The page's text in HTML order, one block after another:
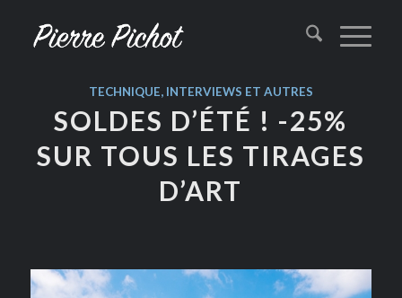
TECHNIQUE, INTERVIEWS ET AUTRES
SOLDES D’ÉTÉ ! -25%
SUR TOUS LES TIRAGES
D’ART